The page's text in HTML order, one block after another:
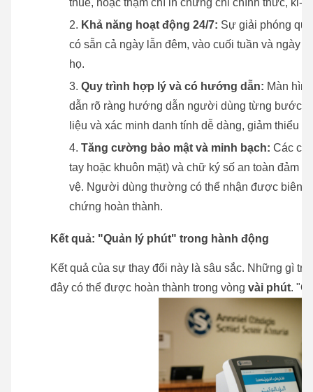
Khả năng hoạt động 24/7: Sự giải phóng
có sẵn cả ngày lẫn đêm, vào cuối tuần và ngày
họ.
Quy trình hợp lý và có hướng dẫn: Màn
dẫn rõ ràng hướng dẫn người dùng từng bước.
liệu và xác minh danh tính dễ dàng, giảm thiểu
Tăng cường bảo mật và minh bạch: Các
tay hoặc khuôn mặt) và chữ ký số an toàn đảm
vệ. Người dùng thường có thể nhận được biên
chứng hoàn thành.
Kết quả: "Quản lý phút" trong hành động
Kết quả của sự thay đổi này là sâu sắc. Những gì
đây có thể được hoàn thành trong vòng vài phút.